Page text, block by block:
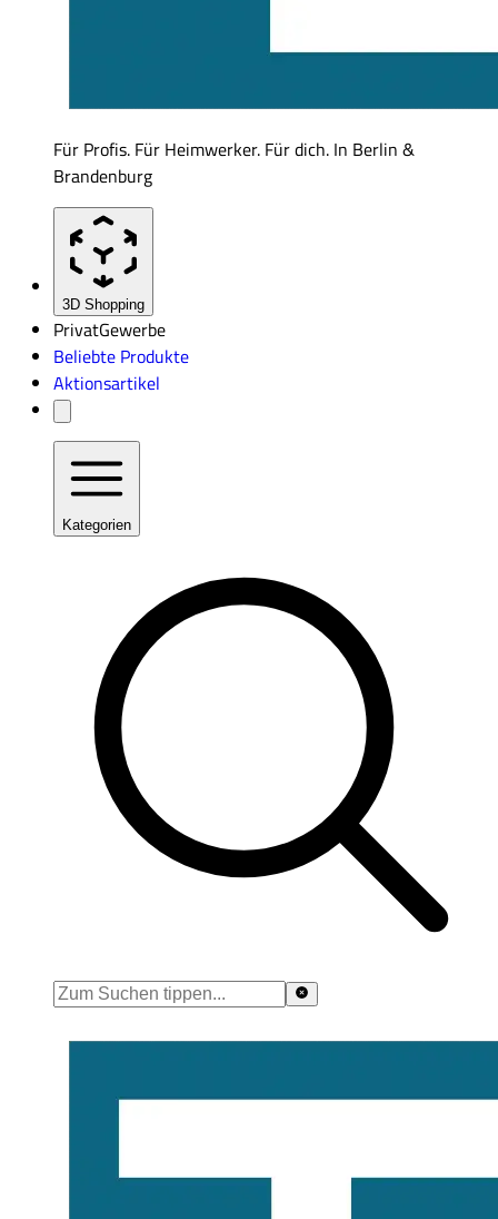
Für Profis. Für Heimwerker. Für dich. In Berlin &
Brandenburg
3D Shopping
PrivatGewerbe
Beliebte Produkte
Aktionsartikel
Kategorien